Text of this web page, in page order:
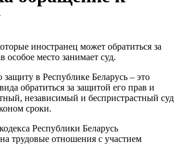
иностранец может обратиться за
особое место занимает суд.
в Республике Беларусь – это
обратиться за защитой его прав и
независимый и беспристрастный суд
сроки.
Республики Беларусь
трудовые отношения с участием